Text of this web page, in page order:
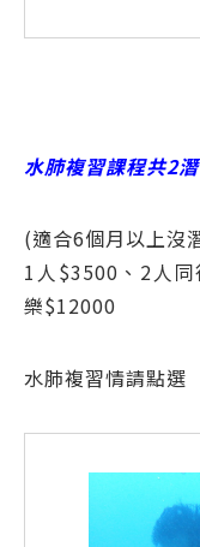
水肺複習課程共2潛
(適合6個月以上沒
1人$3500、2人
樂$12000
水肺複習情請點選